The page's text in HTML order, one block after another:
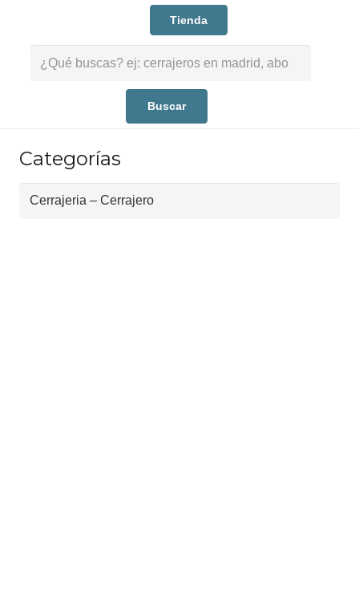
Tienda
Categorías